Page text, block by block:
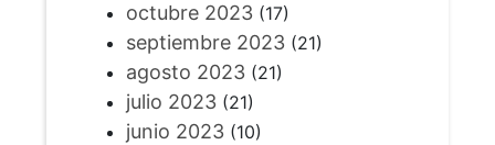
octubre 2023(17)
septiembre 2023(21)
agosto 2023(21)
julio 2023(21)
junio 2023(10)